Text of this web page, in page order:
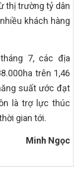
thị trường tỷ dân
khách hàng
7, các địa
trên 1,46
suất ước đạt
là trợ lực thúc
gian tới.
Minh Ngọc